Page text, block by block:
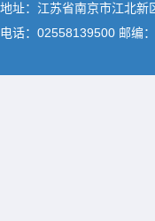
地址：江苏省南京市江北
电话：02558139500 邮编